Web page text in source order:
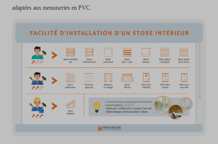
adaptées aux menuiseries en PVC.